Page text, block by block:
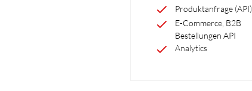
Produktanfrage (API)
E-Commerce, B2B
Bestellungen API
Analytics